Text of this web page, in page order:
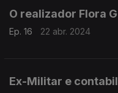
O realizador Flora
Ep. 16 22 abr. 2024
Ex-Militar e